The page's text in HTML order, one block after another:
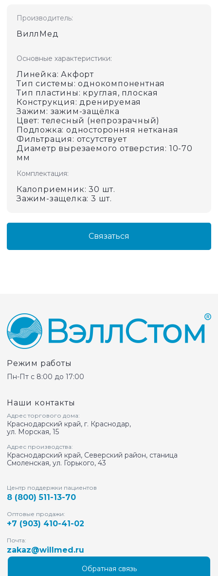
Производитель:
ВиллМед
Основные характеристики:
Линейка: Акфорт
Тип системы: однокомпонентная
Тип пластины: круглая, плоская
Конструкция: дренируемая
Зажим: зажим-защёлка
Цвет: телесный (непрозрачный)
Подложка: односторонняя нетканая
Фильтрация: отсутствует
Диаметр вырезаемого отверстия: 10-70
мм
Комплектация:
Калоприемник: 30 шт.
Зажим-защелка: 3 шт.
Связаться
Режим работы
Пн-Пт с 8:00 до 17:00
Наши контакты
Адрес торгового дома:
Краснодарский край, г. Краснодар,
ул. Морская, 15
Адрес производства:
Краснодарский край, Северский район, станица
Смоленская, ул. Горького, 43
Центр поддержки пациентов
8 (800) 511-13-70
Оптовые продажи:
+7 (903) 410-41-02
Почта:
zakaz@willmed.ru
Обратная связь